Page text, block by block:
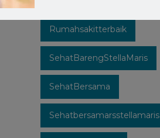
Rumahsakitterbaik
SehatBarengStellaMaris
SehatBersama
Sehatbersamarsstellamaris